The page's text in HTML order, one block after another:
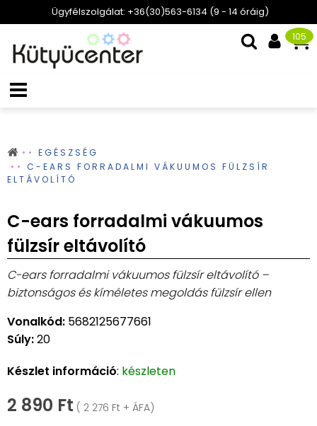
Ügyfélszolgálat: +36(30)563-6134 (9 - 14 óráig)
105
EGÉSZSÉG
C-EARS FORRADALMI VÁKUUMOS FÜLZSÍR
ELTÁVOLÍTÓ
C-ears forradalmi vákuumos
fülzsír eltávolító
C-ears forradalmi vákuumos fülzsír eltávolító –
biztonságos és kíméletes megoldás fülzsír ellen
Vonalkód: 5682125677661
Súly:20
Készlet információ: készleten
2 890 Ft ( 2 276 Ft + ÁFA)